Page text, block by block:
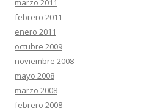
marzo 2011
febrero 2011
enero 2011
octubre 2009
noviembre 2008
mayo 2008
marzo 2008
febrero 2008